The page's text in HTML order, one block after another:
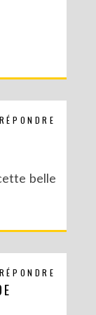
RÉPONDRE
belle
RÉPONDRE